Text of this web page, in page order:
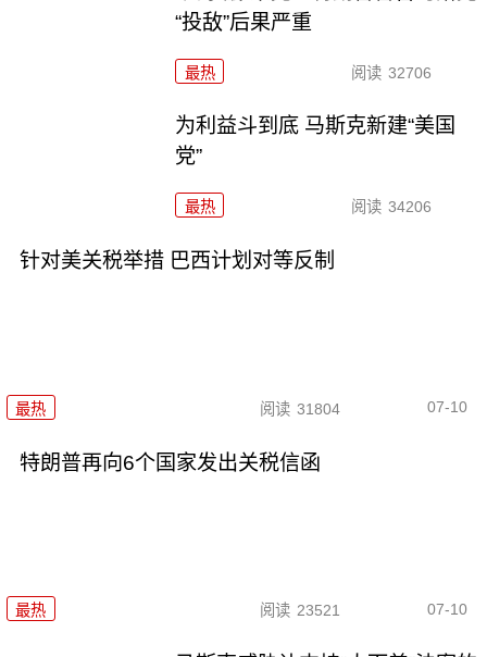
“投敌”后果严重
最热 阅读 32706
为利益斗到底 马斯克新建“美国
党”
最热 阅读 34206
针对美关税举措 巴西计划对等反制
最热 阅读 31804 07-10
特朗普再向6个国家发出关税信函
最热 阅读 23521 07-10